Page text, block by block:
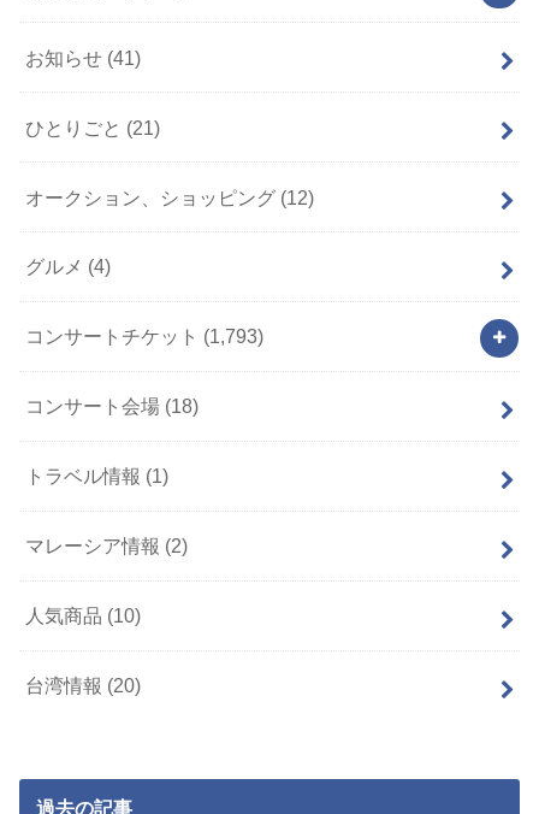
お知らせ (41)
ひとりごと (21)
オークション、ショッピング (12)
グルメ (4)
コンサートチケット (1,793)
コンサート会場 (18)
トラベル情報 (1)
マレーシア情報 (2)
人気商品 (10)
台湾情報 (20)
過去の記事